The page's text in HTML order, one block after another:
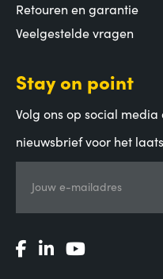
Retouren en garantie
Veelgestelde vragen
Stay on point
Volg ons op social
nieuwsbrief voor het
Jouw e-mailadres